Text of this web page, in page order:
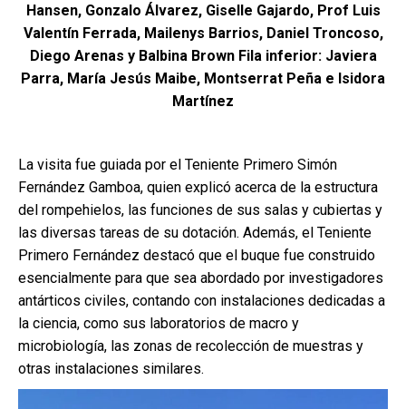
Hansen, Gonzalo Álvarez, Giselle Gajardo, Prof Luis
Valentín Ferrada, Mailenys Barrios, Daniel Troncoso,
Diego Arenas y Balbina Brown Fila inferior: Javiera
Parra, María Jesús Maibe, Montserrat Peña e Isidora
Martínez
La visita fue guiada por el Teniente Primero Simón
Fernández Gamboa, quien explicó acerca de la estructura
del rompehielos, las funciones de sus salas y cubiertas y
las diversas tareas de su dotación. Además, el Teniente
Primero Fernández destacó que el buque fue construido
esencialmente para que sea abordado por investigadores
antárticos civiles, contando con instalaciones dedicadas a
la ciencia, como sus laboratorios de macro y
microbiología, las zonas de recolección de muestras y
otras instalaciones similares.